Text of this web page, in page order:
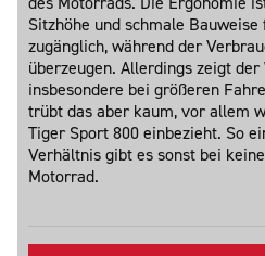
Sitzhöhe und schmale
zugänglich, während der
überzeugen. Allerdings zeigt der
insbesondere bei größeren
trübt das aber kaum, vor allem
Tiger Sport 800 einbezieht. So
Verhältnis gibt es sonst bei
Motorrad.